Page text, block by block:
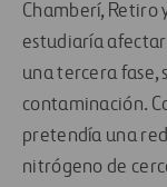
Chamberí, Retiro
estudiaría
una tercera fase,
contaminación.
pretendía una
nitrógeno de